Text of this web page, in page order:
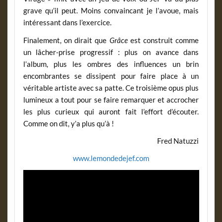
grave qu’il peut. Moins convaincant je l’avoue, mais
intéressant dans l’exercice.
Finalement, on dirait que Grâceest construit comme
un lâcher-prise progressif : plus on avance dans
l’album, plus les ombres des influences un brin
encombrantes se dissipent pour faire place à un
véritable artiste avec sa patte. Ce troisième opus plus
lumineux a tout pour se faire remarquer et accrocher
les plus curieux qui auront fait l’effort d’écouter.
Comme on dit, y’a plus qu’à !
Fred Natuzzi
www.lemondedejef.com